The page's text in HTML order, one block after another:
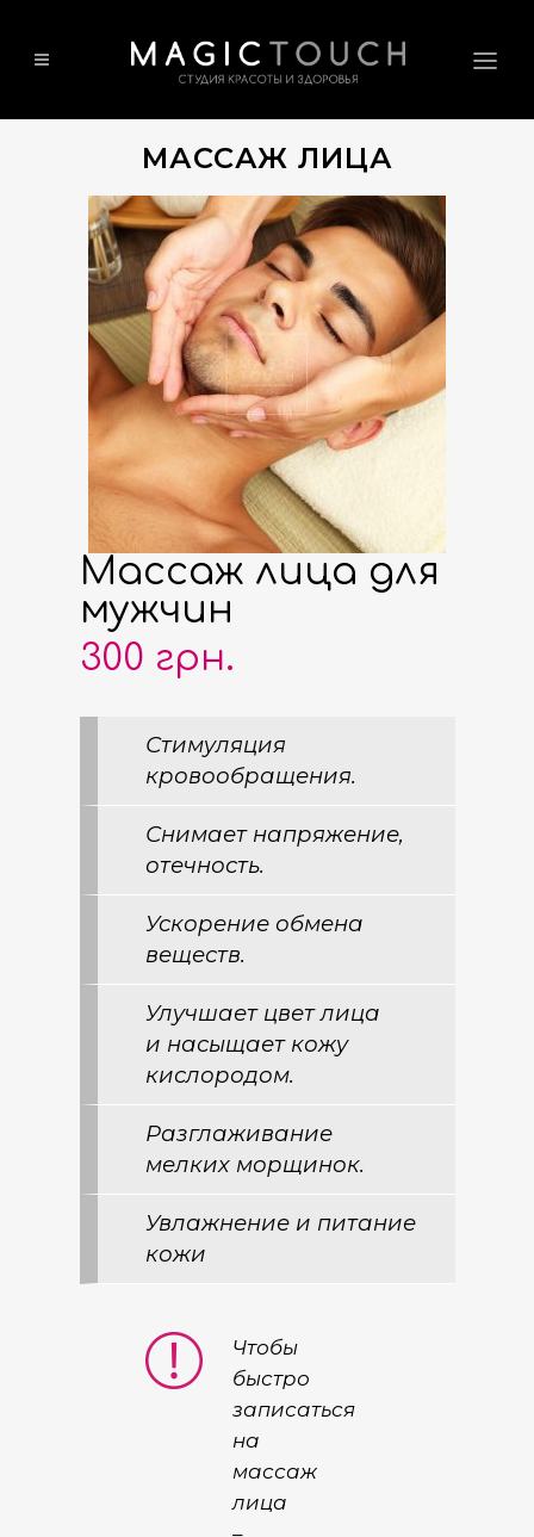
МАССАЖ ЛИЦА
Массаж лица для
мужчин
300 грн.
Стимуляция
кровообращения.
Снимает напряжение,
отечность.
Ускорение обмена
веществ.
Улучшает цвет лица
и насыщает кожу
кислородом.
Разглаживание
мелких морщинок.
Увлажнение и питание
кожи
Чтобы
быстро
записаться
на
массаж
лица